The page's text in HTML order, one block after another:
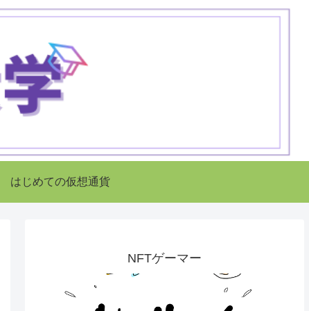
はじめての仮想通貨
NFTゲーマー